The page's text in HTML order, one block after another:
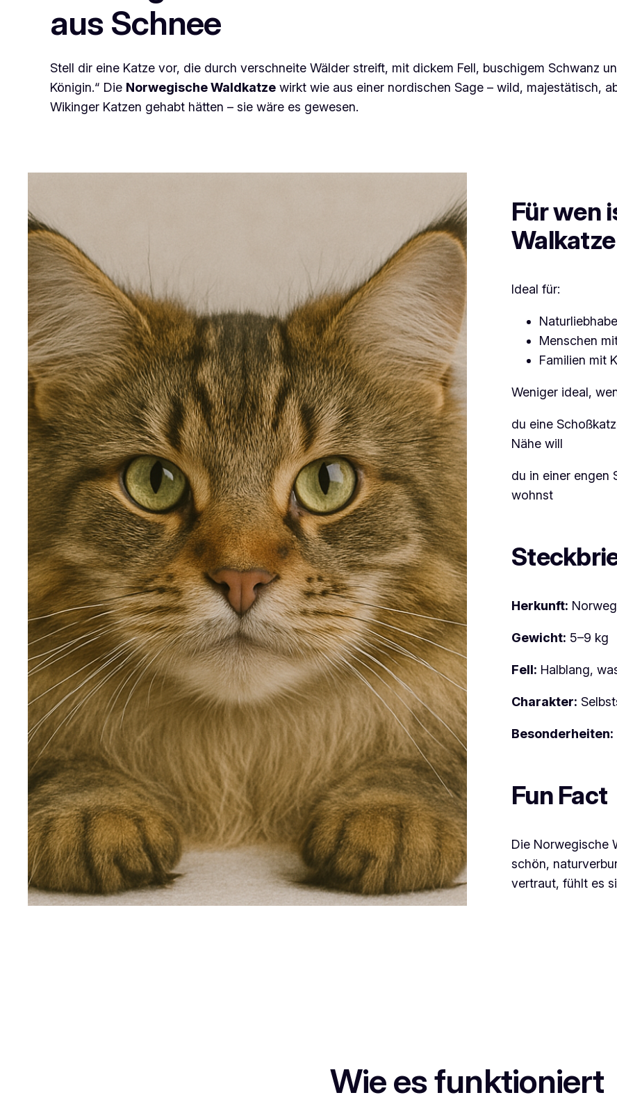
aus Schnee
Stell dir eine Katze vor, die durch verschneite Wälder streift, mit dickem Fell, buschigem Schwanz
Königin.“ Die Norwegische Waldkatze wirkt wie aus einer nordischen Sage – wild, majestätisch,
Wikinger Katzen gehabt hätten – sie wäre es gewesen.
Für wen
Ideal für:
Menschen
Familien mit
Weniger ideal,
du eine
Nähe will
du in einer engen
wohnst
Herkunft:
Gewicht: 5–9 kg
Fell: Halblang,
Charakter:
Besonderheiten:
Fun Fact
Die Norwegische
schön,
vertraut, fühlt es
Wie es funktioniert